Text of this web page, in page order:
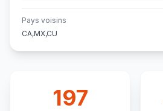
Pays voisins
CA,MX,CU
197